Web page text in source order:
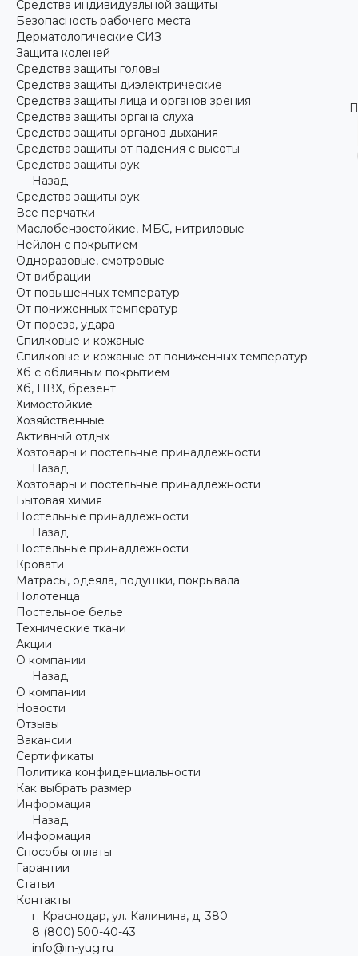
Средства индивидуальной защиты
Безопасность рабочего места
Дерматологические СИЗ
Защита коленей
Средства защиты головы
Средства защиты диэлектрические
Средства защиты лица и органов зрения
Средства защиты органа слуха
Средства защиты органов дыхания
Средства защиты от падения с высоты
Средства защиты рук
Назад
Средства защиты рук
Все перчатки
Маслобензостойкие, МБС, нитриловые
Нейлон с покрытием
Одноразовые, смотровые
От вибрации
От повышенных температур
От пониженных температур
От пореза, удара
Спилковые и кожаные
Спилковые и кожаные от пониженных температур
Хб с обливным покрытием
Хб, ПВХ, брезент
Химостойкие
Хозяйственные
Активный отдых
Хозтовары и постельные принадлежности
Назад
Хозтовары и постельные принадлежности
Бытовая химия
Постельные принадлежности
Назад
Постельные принадлежности
Кровати
Матрасы, одеяла, подушки, покрывала
Полотенца
Постельное белье
Технические ткани
Акции
О компании
Назад
О компании
Новости
Отзывы
Вакансии
Сертификаты
Политика конфиденциальности
Как выбрать размер
Информация
Назад
Информация
Способы оплаты
Гарантии
Статьи
Контакты
г. Краснодар, ул. Калинина, д. 380
8 (800) 500-40-43
info@in-yug.ru